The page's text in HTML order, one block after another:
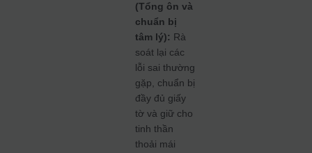
(Tổng ôn và
chuẩn bị
tâm lý): Rà
soát lại các
lỗi sai thường
gặp, chuẩn bị
đầy đủ giấy
tờ và giữ cho
tinh thần
thoải mái